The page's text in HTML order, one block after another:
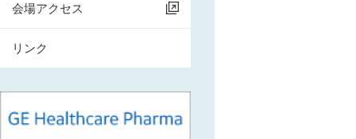
会場アクセス
リンク